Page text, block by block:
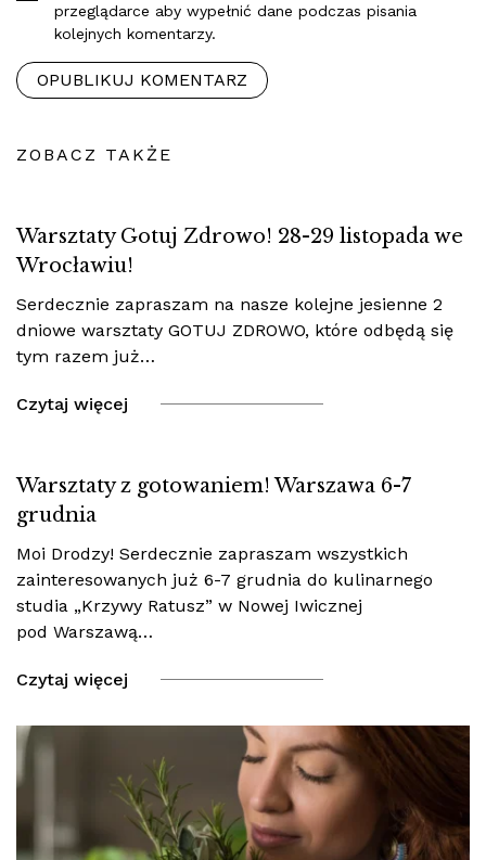
przeglądarce aby wypełnić dane podczas pisania
kolejnych komentarzy.
ZOBACZ TAKŻE
Warsztaty Gotuj Zdrowo! 28-29 listopada we
Wrocławiu!
Serdecznie zapraszam na nasze kolejne jesienne 2
dniowe warsztaty GOTUJ ZDROWO, które odbędą się
tym razem już…
Czytaj więcej
Warsztaty z gotowaniem! Warszawa 6-7
grudnia
Moi Drodzy! Serdecznie zapraszam wszystkich
zainteresowanych już 6-7 grudnia do kulinarnego
studia „Krzywy Ratusz” w Nowej Iwicznej
pod Warszawą…
Czytaj więcej